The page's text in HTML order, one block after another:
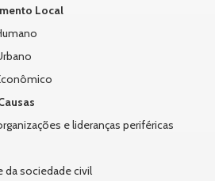
Local
e lideranças periféricas
da sociedade civil